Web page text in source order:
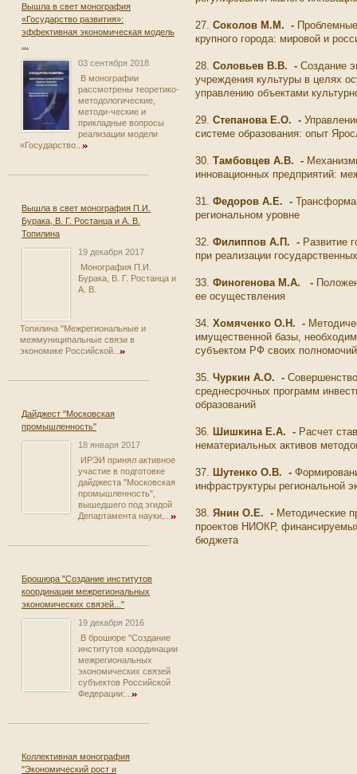
Вышла в свет монография
«Государство развития»:
эффективная экономическая модель
03 сентября 2018
В монографии
рассмотрены теоретико-
методологические,
методи-ческие и
прикладные вопросы
реализации модели
«Государство...
Вышла в свет монография П.И.
Бурака, В. Г. Ростанца и А. В.
Топилина
19 декабря 2017
Монография П.И.
Бурака, В. Г. Ростанца и
А. В.
Топилина "Межрегиональные и
межмуниципальные связи в
экономике Российской...
Дайджест "Московская
промышленность"
18 января 2017
ИРЭИ принял активное
участие в подготовке
дайджеста "Московская
промышленность",
вышедшего под эгидой
Департамента науки,...
Брошюра "Создание институтов
координации межрегиональных
экономических связей..."
19 декабря 2016
В брошюре "Создание
институтов координации
межрегиональных
экономических связей
субъектов Российской
Федерации:...
Коллективная монография
"Экономический рост и
27. Соколов М.М. -
крупного города: мировой и
28. Соловьев В.В. - Создание
учреждения культуры в целях
управлению объектами
29. Степанова Е.О. -
системе образования: опыт
30. Тамбовцев А.В. -
инновационных предприятий:
31. Федоров А.Е. -
региональном уровне
32. Филиппов А.П. - Развитие
при реализации
33. Финогенова М.А. -
ее осуществления
34. Хомяченко О.Н. -
имущественной базы,
субъектом РФ своих
35. Чуркин А.О. -
среднесрочных программ
образований
36. Шишкина Е.А. - Расчет
нематериальных активов
37. Шутенко О.В. -
инфраструктуры региональной
38. Янин О.Е. - Методические
проектов НИОКР,
бюджета